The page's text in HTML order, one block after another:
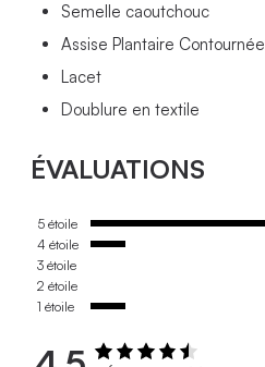
Semelle caoutchouc
Assise Plantaire Contournée
Lacet
Doublure en textile
ÉVALUATIONS
5 étoile
4 étoile
3 étoile
2 étoile
1 étoile